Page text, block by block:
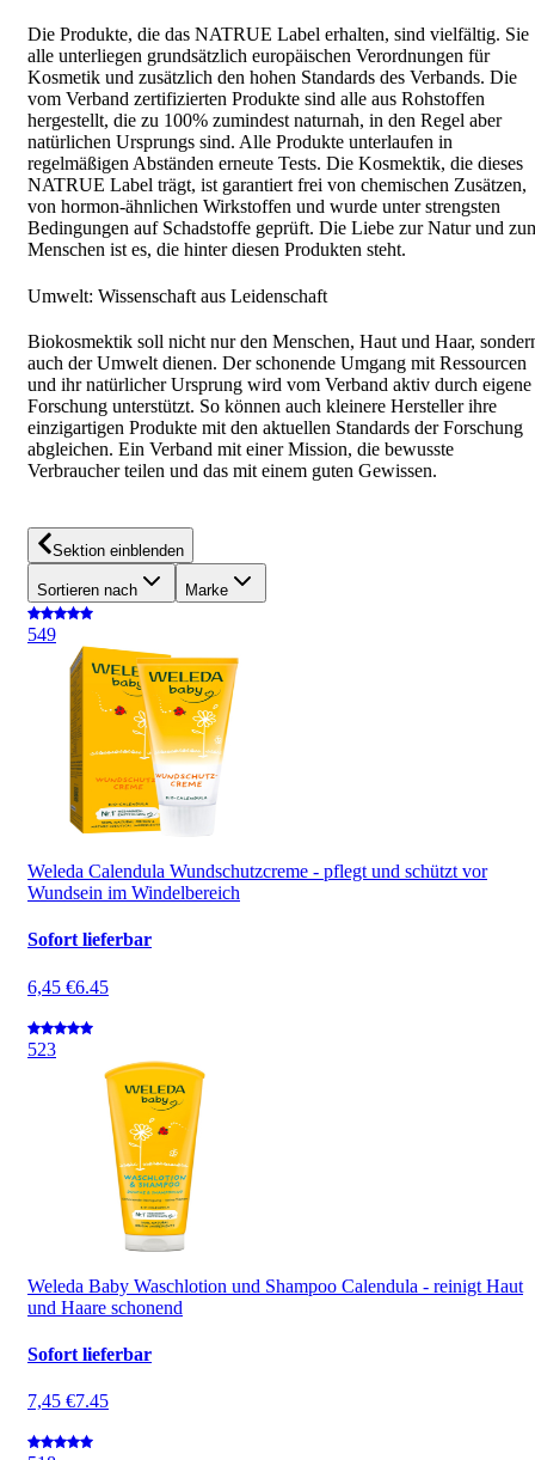
Die Produkte, die das NATRUE Label erhalten, sind vielfältig. Sie
alle unterliegen grundsätzlich europäischen Verordnungen für
Kosmetik und zusätzlich den hohen Standards des Verbands. Die
vom Verband zertifizierten Produkte sind alle aus Rohstoffen
hergestellt, die zu 100% zumindest naturnah, in den Regel aber
natürlichen Ursprungs sind. Alle Produkte unterlaufen in
regelmäßigen Abständen erneute Tests. Die Kosmektik, die dieses
NATRUE Label trägt, ist garantiert frei von chemischen Zusätzen,
von hormon-ähnlichen Wirkstoffen und wurde unter strengsten
Bedingungen auf Schadstoffe geprüft. Die Liebe zur Natur und
Menschen ist es, die hinter diesen Produkten steht.
Umwelt: Wissenschaft aus Leidenschaft
Biokosmektik soll nicht nur den Menschen, Haut und Haar,
auch der Umwelt dienen. Der schonende Umgang mit Ressourcen
und ihr natürlicher Ursprung wird vom Verband aktiv durch eigene
Forschung unterstützt. So können auch kleinere Hersteller ihre
einzigartigen Produkte mit den aktuellen Standards der Forschung
abgleichen. Ein Verband mit einer Mission, die bewusste
Verbraucher teilen und das mit einem guten Gewissen.
Sektion einblenden
Sortieren nach Marke
549
Weleda Calendula Wundschutzcreme - pflegt und schützt vor
Wundsein im Windelbereich
Sofort lieferbar
6,45 €6.45
523
Weleda Baby Waschlotion und Shampoo Calendula - reinigt Haut
und Haare schonend
Sofort lieferbar
7,45 €7.45